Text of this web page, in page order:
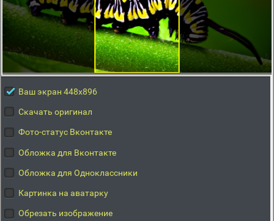
Ваш экран 448x896
Скачать оригинал
Фото-статус Вконтакте
Обложка для Вконтакте
Обложка для Одноклассники
Картинка на аватарку
Обрезать изображение